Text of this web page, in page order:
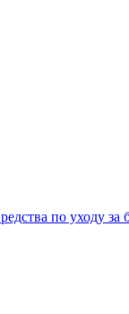
по уходу